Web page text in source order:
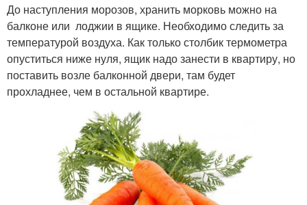
До наступления морозов, хранить морковь можно на
балконе или лоджии в ящике. Необходимо следить за
температурой воздуха. Как только столбик термометра
опуститься ниже нуля, ящик надо занести в квартиру, но
поставить возле балконной двери, там будет
прохладнее, чем в остальной квартире.